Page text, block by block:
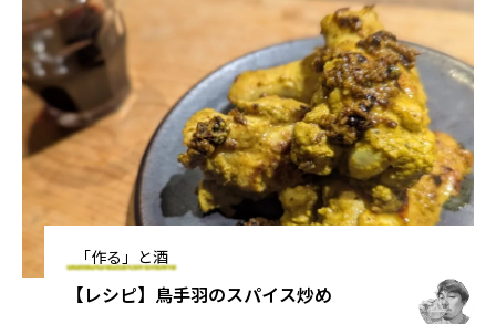
「作る」と酒
【レシピ】鳥手羽のスパイス炒め